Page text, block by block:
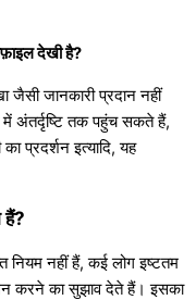
देखी है?
जानकारी प्रदान नहीं
अंतर्दृष्टि तक पहुंच सकते हैं,
प्रदर्शन इत्यादि, यह
हैं?
नहीं हैं, कई लोग इष्टतम
करने का सुझाव देते हैं। इसका